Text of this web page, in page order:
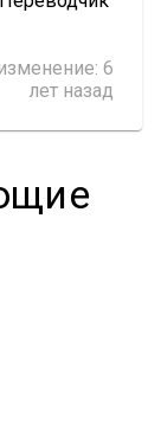
6
лет назад